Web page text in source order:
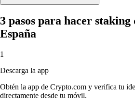
3 pasos para hacer staking
España
1
Descarga la app
Obtén la app de Crypto.com y verifica tu
directamente desde tu móvil.